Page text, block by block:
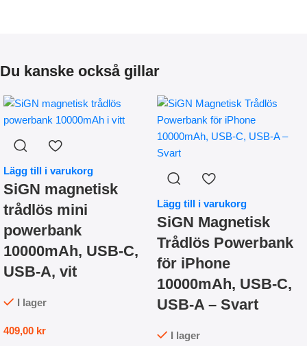
Du kanske också gillar
Lägg till i varukorg
SiGN magnetisk
trådlös mini
powerbank
10000mAh, USB-C,
USB-A, vit
I lager
409,00 kr
Lägg till i varukorg
SiGN Magnetisk
Trådlös Powerbank
för iPhone
10000mAh, USB-C,
USB-A – Svart
I lager